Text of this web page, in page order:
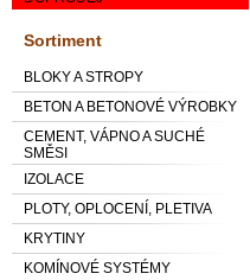
Sortiment
BLOKY A STROPY
BETON A BETONOVÉ VÝROBKY
CEMENT, VÁPNO A SUCHÉ
SMĚSI
IZOLACE
PLOTY, OPLOCENÍ, PLETIVA
KRYTINY
KOMÍNOVÉ SYSTÉMY